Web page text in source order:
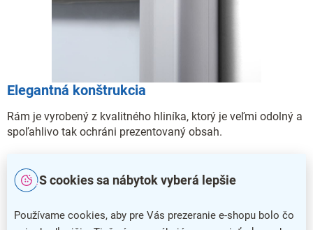
S cookies sa nábytok vyberá lepšie
Používame cookies, aby pre Vás prezeranie e-shopu bolo čo
Elegantná konštrukcia
Rám je vyrobený z kvalitného hliníka, ktorý je veľmi odolný a
spoľahlivo tak ochráni prezentovaný obsah.